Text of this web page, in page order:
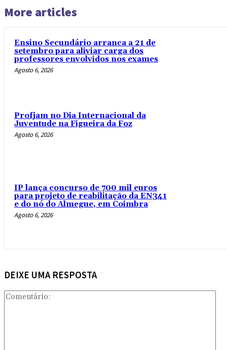
More articles
Ensino Secundário arranca a 21 de
setembro para aliviar carga dos
professores envolvidos nos exames
Agosto 6, 2026
Profjam no Dia Internacional da
Juventude na Figueira da Foz
Agosto 6, 2026
IP lança concurso de 700 mil euros
para projeto de reabilitação da EN341
e do nó do Almegue, em Coimbra
Agosto 6, 2026
DEIXE UMA RESPOSTA